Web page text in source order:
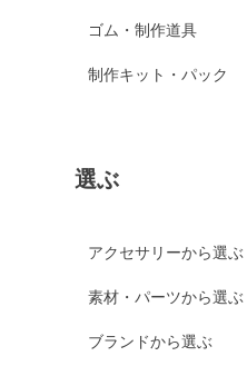
ゴム・制作道具
制作キット・パック
選ぶ
アクセサリーから選ぶ
素材・パーツから選ぶ
ブランドから選ぶ